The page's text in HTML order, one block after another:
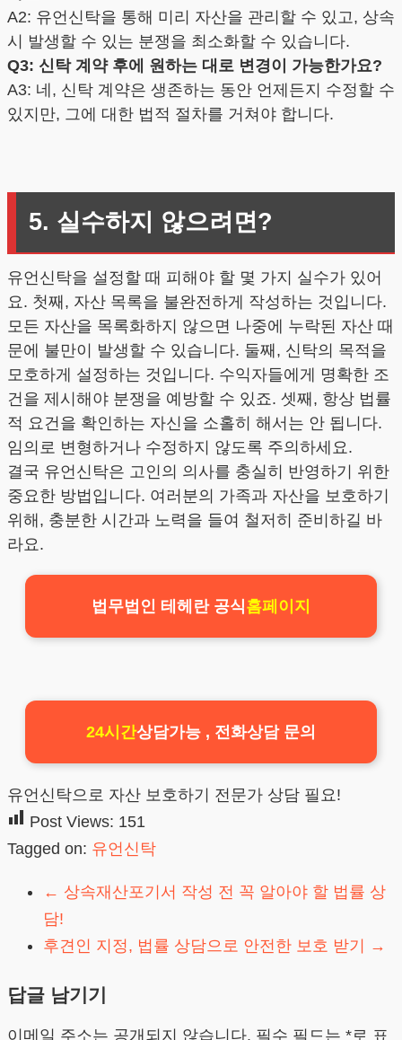
A2: 유언신탁을 통해 미리 자산을 관리할 수 있고, 상속
시 발생할 수 있는 분쟁을 최소화할 수 있습니다.
Q3: 신탁 계약 후에 원하는 대로 변경이 가능한가요?
A3: 네, 신탁 계약은 생존하는 동안 언제든지 수정할 수
있지만, 그에 대한 법적 절차를 거쳐야 합니다.
5. 실수하지 않으려면?
유언신탁을 설정할 때 피해야 할 몇 가지 실수가 있어
요. 첫째, 자산 목록을 불완전하게 작성하는 것입니다.
모든 자산을 목록화하지 않으면 나중에 누락된 자산 때
문에 불만이 발생할 수 있습니다. 둘째, 신탁의 목적을
모호하게 설정하는 것입니다. 수익자들에게 명확한 조
건을 제시해야 분쟁을 예방할 수 있죠. 셋째, 항상 법률
적 요건을 확인하는 자신을 소홀히 해서는 안 됩니다.
임의로 변형하거나 수정하지 않도록 주의하세요.
결국 유언신탁은 고인의 의사를 충실히 반영하기 위한
중요한 방법입니다. 여러분의 가족과 자산을 보호하기
위해, 충분한 시간과 노력을 들여 철저히 준비하길 바
라요.
법무법인 테헤란 공식홈페이지
24시간상담가능 , 전화상담 문의
유언신탁으로 자산 보호하기 전문가 상담 필요!
Post Views: 151
Tagged on: 유언신탁
← 상속재산포기서 작성 전 꼭 알아야 할 법률 상
담!
후견인 지정, 법률 상담으로 안전한 보호 받기
→
답글 남기기
이메일 주소는 공개되지 않습니다. 필수 필드는 *로 표